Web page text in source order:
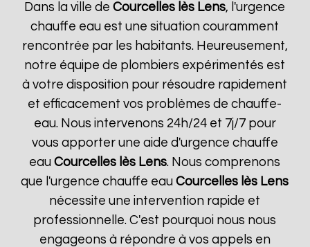
Dans la ville deCourcelles lès Lens, l'urgence
chauffe eau est une situation couramment
rencontrée par les habitants. Heureusement,
notre équipe de plombiers expérimentés est
à votre disposition pour résoudre rapidement
et efficacement vos problèmes de chauffe-
eau. Nous intervenons 24h/24 et 7j/7 pour
vous apporter une aide d'urgence chauffe
eauCourcelles lès Lens. Nous comprenons
que l'urgence chauffe eauCourcelles lès Lens
nécessite une intervention rapide et
professionnelle. C'est pourquoi nous nous
engageons à répondre à vos appels en